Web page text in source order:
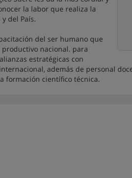
la labor que realiza la
del País.
del ser humano que
nacional. para
estratégicas con
además de personal
formación científico técnica.